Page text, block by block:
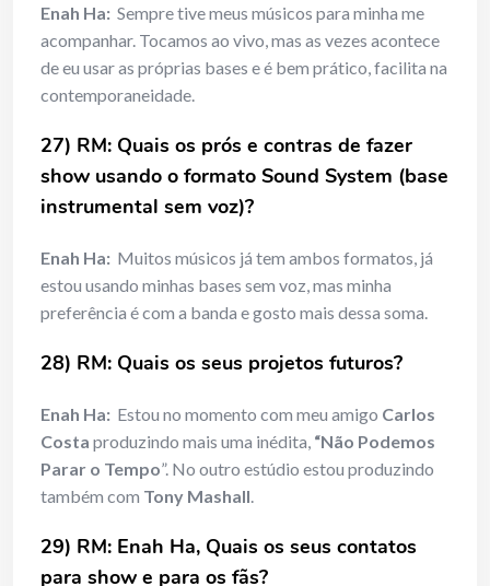
Enah Ha: Sempre tive meus músicos para minha me
acompanhar. Tocamos ao vivo, mas as vezes acontece
de eu usar as próprias bases e é bem prático, facilita na
contemporaneidade.
27) RM: Quais os prós e contras de fazer
show usando o formato Sound System (base
instrumental sem voz)?
Enah Ha: Muitos músicos já tem ambos formatos, já
estou usando minhas bases sem voz, mas minha
preferência é com a banda e gosto mais dessa soma.
28) RM: Quais os seus projetos futuros?
Enah Ha: Estou no momento com meu amigo Carlos
Costa produzindo mais uma inédita, “Não Podemos
Parar o Tempo”. No outro estúdio estou produzindo
também com Tony Mashall.
29) RM: Enah Ha, Quais os seus contatos
para show e para os fãs?